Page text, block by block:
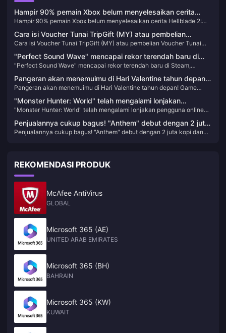
Hampir 90% pemain Xbox belum menyelesaikan cerita
Hellblade 2: Senua’s Legend
Hampir 90% pemain Xbox belum menyelesaikan cerita Hellblade 2:
Cara isi Voucher Tunai TripGift (MY) atau pembelian
Voucher Tunai TripGift (MY)
Cara isi Voucher Tunai TripGift (MY) atau pembelian Voucher Tunai
"Perfect Sound Wave" mencapai rekor terendah baru di
Steam, dengan harga 81,25 yuan setelah diskon
"Perfect Sound Wave" mencapai rekor terendah baru di Steam,
Pangeran akan menemuimu di Hari Valentine tahun depan!
Game simulasi kencan “Heartbeat Memories: Girl’s Side
1~3” telah diumumkan
Pangeran akan menemuimu di Hari Valentine tahun depan! Game
diumumkan
"Monster Hunter: World" telah mengalami lonjakan
pengguna online Steam baru-baru ini, dengan puncaknya
kini melebihi 110.000
"Monster Hunter: World" telah mengalami lonjakan pengguna online
Penjualannya cukup bagus! "Anthem" debut dengan 2 juta
kopi dan telah terjual lebih dari 5 juta kopi secara total
Penjualannya cukup bagus! "Anthem" debut dengan 2 juta kopi dan
REKOMENDASI PRODUK
McAfee AntiVirus
GLOBAL
Microsoft 365 (AE)
UNITED ARAB EMIRATES
Microsoft 365 (BH)
BAHRAIN
Microsoft 365 (KW)
KUWAIT